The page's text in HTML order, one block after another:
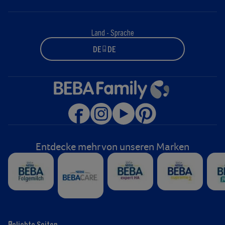
Land - Sprache
DE - DE
Entdecke mehr von unseren Marken